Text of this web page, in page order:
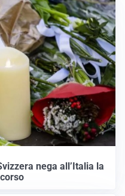
nega all’Italia la